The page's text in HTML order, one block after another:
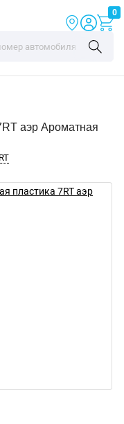
0
аэр Ароматная